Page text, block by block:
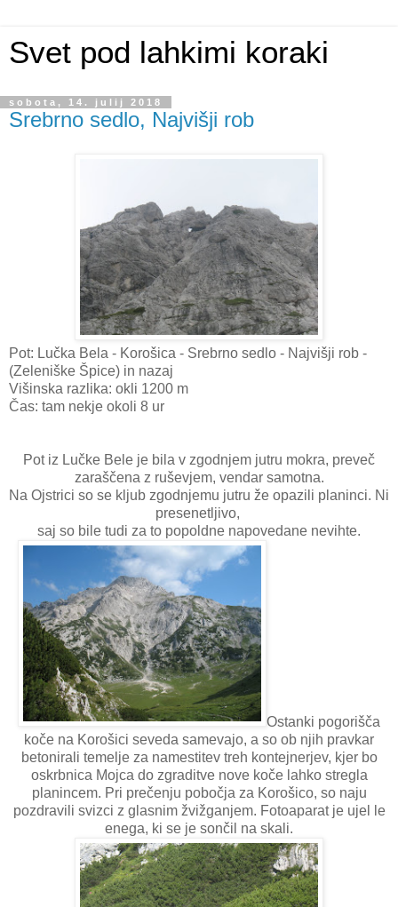
Svet pod lahkimi koraki
sobota, 14. julij 2018
Srebrno sedlo, Najvišji rob
Pot: Lučka Bela - Korošica - Srebrno sedlo - Najvišji rob -
(Zeleniške Špice) in nazaj
Višinska razlika: okli 1200 m
Čas: tam nekje okoli 8 ur
Pot iz Lučke Bele je bila v zgodnjem jutru mokra, preveč
zaraščena z ruševjem, vendar samotna.
Na Ojstrici so se kljub zgodnjemu jutru že opazili planinci. Ni
presenetljivo,
saj so bile tudi za to popoldne napovedane nevihte.
Ostanki pogorišča
koče na Korošici seveda samevajo, a so ob njih pravkar
betonirali temelje za namestitev treh kontejnerjev, kjer bo
oskrbnica Mojca do zgraditve nove koče lahko stregla
planincem. Pri prečenju pobočja za Korošico, so naju
pozdravili svizci z glasnim žvižganjem. Fotoaparat je ujel le
enega, ki se je sončil na skali.